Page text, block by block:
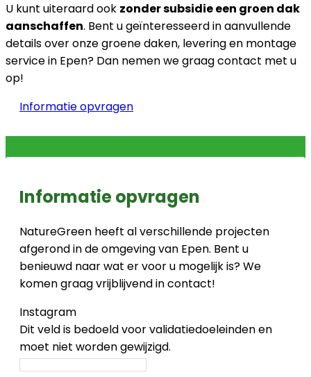
U kunt uiteraard ook zonder subsidie een groen dak
aanschaffen. Bent u geïnteresseerd in aanvullende
details over onze groene daken, levering en montage
service in Epen? Dan nemen we graag contact met u
op!
Informatie opvragen
Informatie opvragen
NatureGreen heeft al verschillende projecten
afgerond in de omgeving van Epen. Bent u
benieuwd naar wat er voor u mogelijk is? We
komen graag vrijblijvend in contact!
Instagram
Dit veld is bedoeld voor validatiedoeleinden en
moet niet worden gewijzigd.